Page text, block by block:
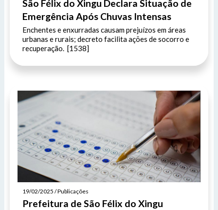
São Félix do Xingu Declara Situação de
Emergência Após Chuvas Intensas
Enchentes e enxurradas causam prejuízos em áreas
urbanas e rurais; decreto facilita ações de socorro e
recuperação. [1538]
19/02/2025 / Publicações
Prefeitura de São Félix do Xingu